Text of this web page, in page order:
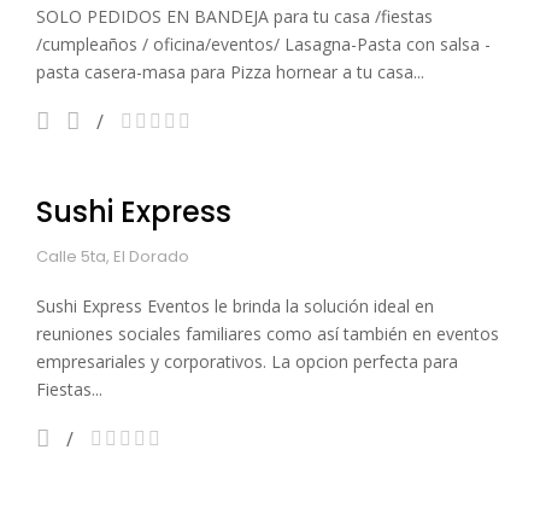
SOLO PEDIDOS EN BANDEJA para tu casa /fiestas
/cumpleaños / oficina/eventos/ Lasagna-Pasta con salsa -
pasta casera-masa para Pizza hornear a tu casa...
Sushi Express
Calle 5ta, El Dorado
Sushi Express Eventos le brinda la solución ideal en
reuniones sociales familiares como así también en eventos
empresariales y corporativos. La opcion perfecta para
Fiestas...